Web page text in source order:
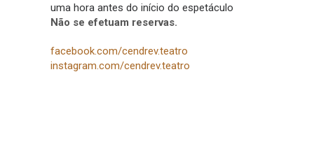
uma hora antes do início do espetáculo
Não se efetuam reservas.
facebook.com/cendrev.teatro
instagram.com/cendrev.teatro